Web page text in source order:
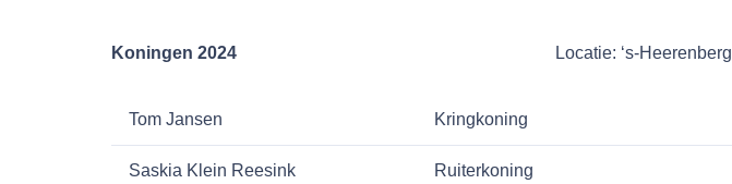
Koningen 2024 Locatie: ‘s-Heerenberg
Tom Jansen Kringkoning
Saskia Klein Reesink Ruiterkoning